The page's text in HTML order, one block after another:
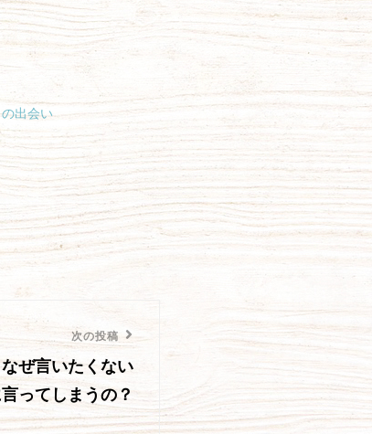
出会い
次の投稿
ぜ言いたくない
ってしまうの？